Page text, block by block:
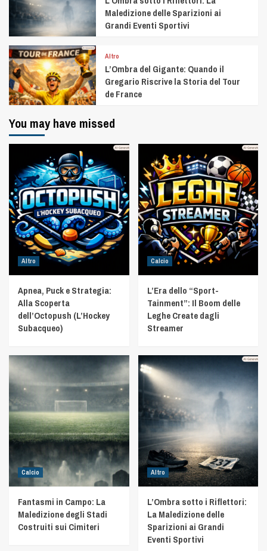
Maledizione delle Sparizioni ai
Grandi Eventi Sportivi
Altro
L’Ombra del Gigante: Quando il
Gregario Riscrive la Storia del Tour
de France
You may have missed
Altro
Apnea, Puck e Strategia:
Alla Scoperta
dell’Octopush (L’Hockey
Subacqueo)
Calcio
L’Era dello “Sport-
Tainment”: Il Boom delle
Leghe Create dagli
Streamer
Calcio
Fantasmi in Campo: La
Maledizione degli Stadi
Costruiti sui Cimiteri
Altro
L’Ombra sotto i Riflettori:
La Maledizione delle
Sparizioni ai Grandi
Eventi Sportivi